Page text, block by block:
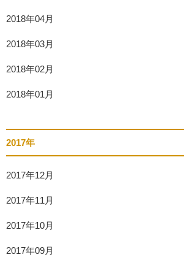
2018年04月
2018年03月
2018年02月
2018年01月
2017年
2017年12月
2017年11月
2017年10月
2017年09月